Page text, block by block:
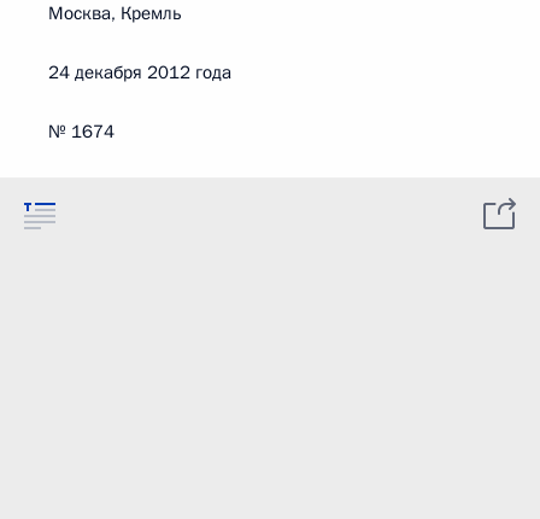
Москва, Кремль
24 декабря 2012 года
№ 1674